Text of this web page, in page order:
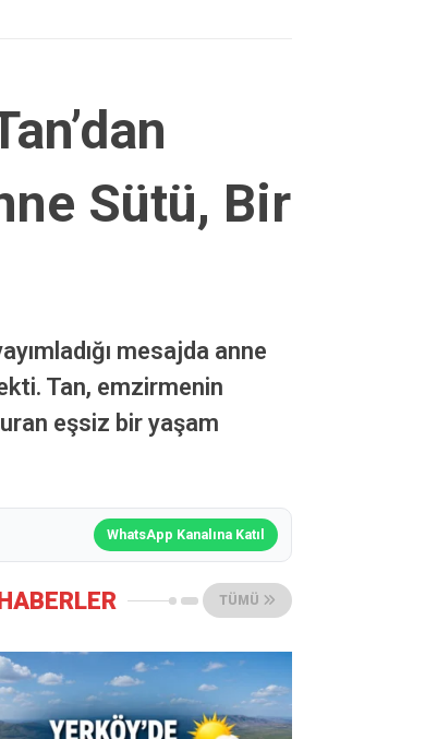
Sütü, Bir
mesajda anne
Tan, emzirmenin
eşsiz bir yaşam
WhatsApp Kanalına Katıl
TÜMÜ